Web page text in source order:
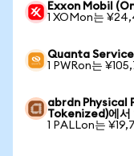
Exxon Mobil
1 XOMon는
Quanta
1 PWRon는
abrdn Physical
Tokenized)에서
1 PALLon는